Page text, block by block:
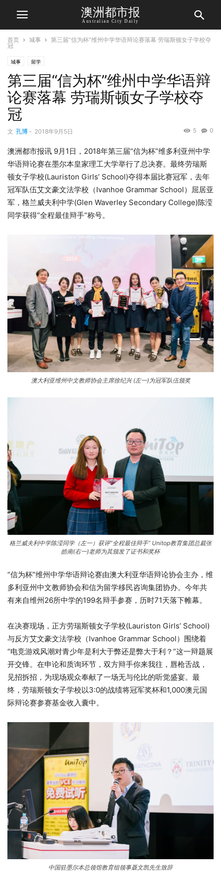
澳洲都市报
Australian City Daily
首页 城事
第三届“信为杯”维州中学华语辩论赛落幕 劳瑞斯顿女子学校夺
冠
城事 留学
第三届“信为杯”维州中学华语辩
论赛落幕 劳瑞斯顿女子学校夺
冠
文 孔博 - 2018年9月5日 0
5
澳洲都市报讯 9月1日，2018年第三届“信为杯”维多利亚州中学
华语辩论赛在墨尔本皇家理工大学举行了总决赛。最终劳瑞斯
顿女子学校(Lauriston Girls’ School)夺得本届比赛冠军，去年
冠军队伍艾文豪文法学校（Ivanhoe Grammar School）屈居亚
军，格兰威夫利中学(Glen Waverley Secondary College)陈滢
同学获得“全程最佳辩手”称号。
澳大利亚维州中文教师协会主席徐纪兴 (左一)为冠军队伍颁奖
格兰威夫利中学陈滢同学（左一）获评“全程最佳辩手” Unitop教育集团总裁张
皓南(右一)老师为其颁发了证书和奖杯
“信为杯”维州中学华语辩论赛由澳大利亚华语辩论协会主办，维
多利亚州中文教师协会和信为留学移民咨询集团协办。今年共
有来自维州26所中学的199名辩手参赛，历时71天落下帷幕。
在决赛现场，正方劳瑞斯顿女子学校(Lauriston Girls’ School)
与反方艾文豪文法学校（Ivanhoe Grammar School）围绕着
“电竞游戏风潮对青少年是利大于弊还是弊大于利？”这一辩题展
开交锋。在申论和质询环节，双方辩手你来我往，唇枪舌战，
见招拆招，为现场观众奉献了一场无与伦比的听觉盛宴。最
终，劳瑞斯顿女子学校以3:0的战绩将冠军奖杯和1,000澳元国
际辩论赛参赛基金收入囊中。
中国驻墨尔本总领馆教育组领事聂文凯先生致辞